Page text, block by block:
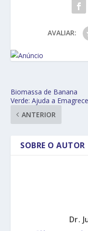
AVALIAR:
Biomassa de Banana
Verde: Ajuda a
ANTERIOR
SOBRE O AUTOR
Dr.